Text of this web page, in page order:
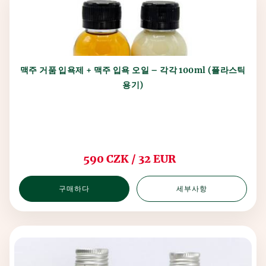
맥주 거품 입욕제 + 맥주 입욕 오일 – 각각 100ml (플라스틱
용기)
590 CZK / 32 EUR
구매하다 세부사항